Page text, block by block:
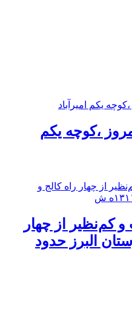
،کوچه یکم
کم‌نظیر از چهار
البرز حدود